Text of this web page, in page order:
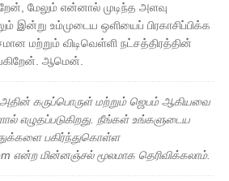
மேலும் என்னால் முடிந்த அளவு
இன்று உம்முடைய ஒளியைப் பிரகாசிப்பிக்க
மற்றும் விடிவெள்ளி நட்சத்திரத்தின்
ஆமென்.
கருப்பொருள் மற்றும் ஜெபம் ஆகியவை
எழுதப்படுகிறது. நீங்கள் உங்களுடைய
பகிர்ந்துகொள்ள
என்ற மின்னஞ்சல் மூலமாக தெரிவிக்கலாம்.